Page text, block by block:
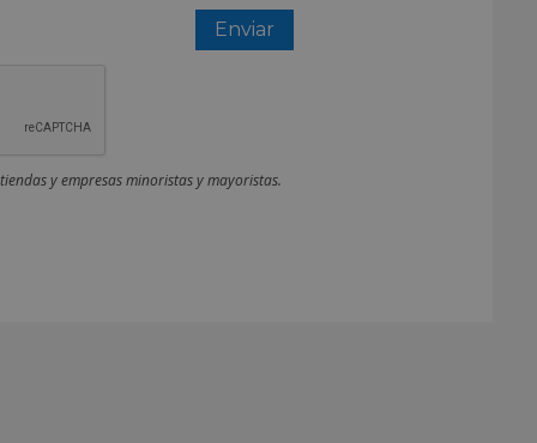
y empresas minoristas y mayoristas.